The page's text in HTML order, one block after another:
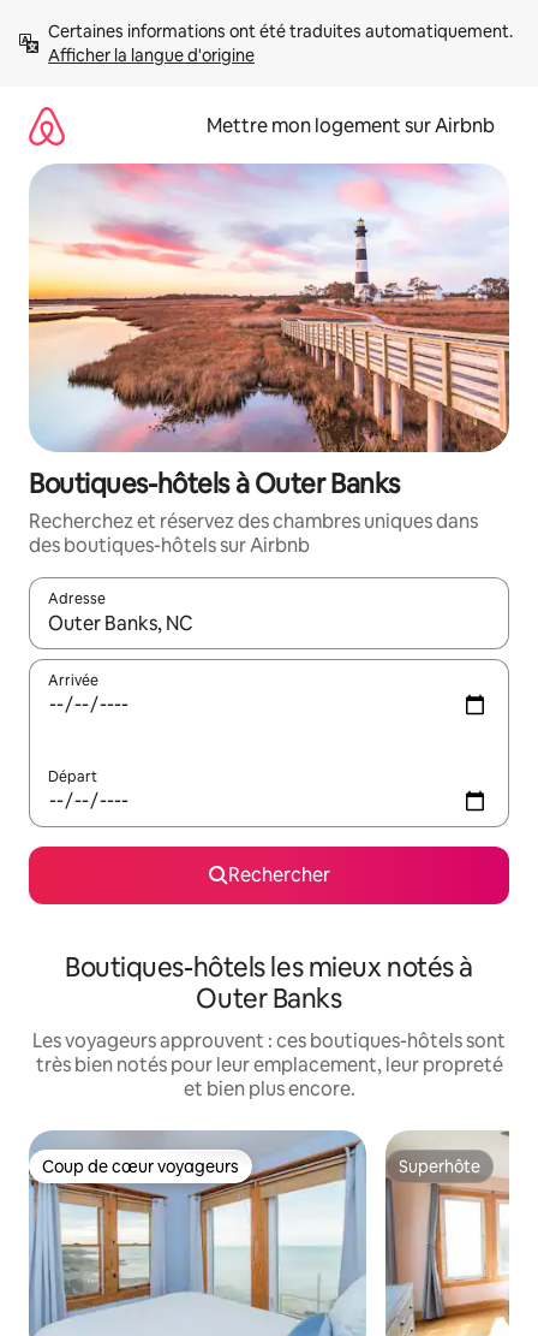
directement
Afficher la langue d'origine
Mettre mon logement sur Airbnb
Boutiques-hôtels à Outer Banks
Recherchez et réservez des chambres uniques dans
des boutiques-hôtels sur Airbnb
Adresse
Lorsque les résultats s'affichent, utilisez les flèches vers le
Arrivée
Départ
Rechercher
Boutiques-hôtels les mieux notés à
Outer Banks
Les voyageurs approuvent : ces boutiques-hôtels sont
très bien notés pour leur emplacement, leur propreté
et bien plus encore.
Coup de cœur voyageurs
Coup de cœur voyageurs Superhôte
Superhôte